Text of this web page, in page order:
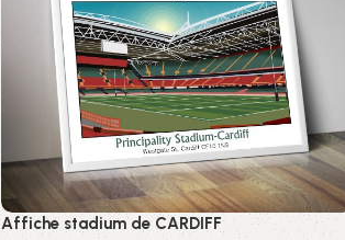
Affiche stadium de CARDIFF